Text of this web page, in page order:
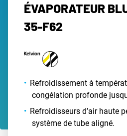
ÉVAPORATEUR
35-F62
Refroidissement à
congélation profonde
Refroidisseurs d’air haute
système de tube aligné.